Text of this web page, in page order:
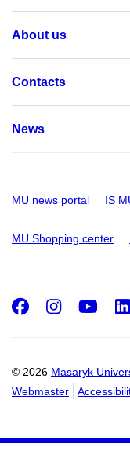
About us
Contacts
News
MU news portal IS
MU Shopping center
© 2026 Masaryk
Webmaster
Facebook